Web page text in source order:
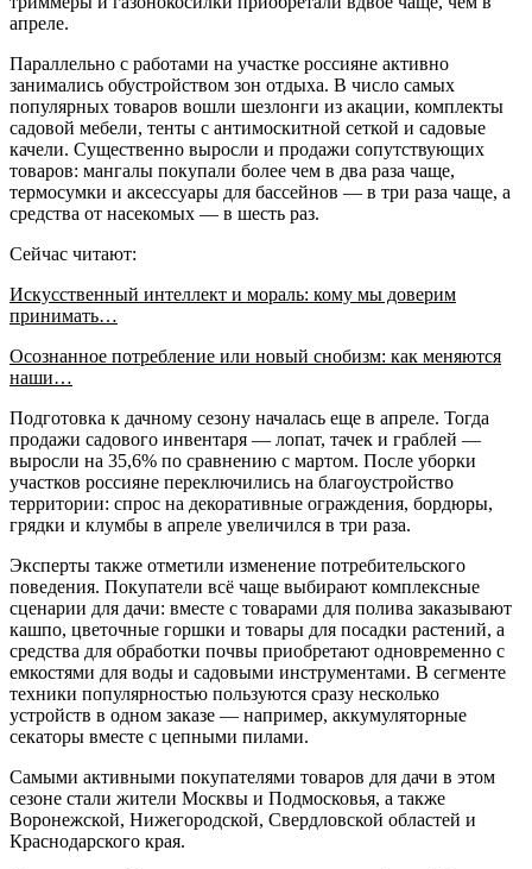
апреле.
Параллельно с работами на участке россияне активно
занимались обустройством зон отдыха. В число самых
популярных товаров вошли шезлонги из акации, комплекты
садовой мебели, тенты с антимоскитной сеткой и садовые
качели. Существенно выросли и продажи сопутствующих
товаров: мангалы покупали более чем в два раза чаще,
термосумки и аксессуары для бассейнов — в три раза чаще, а
средства от насекомых — в шесть раз.
Сейчас читают:
Искусственный интеллект и мораль: кому мы доверим
принимать…
Осознанное потребление или новый снобизм: как меняются
наши…
Подготовка к дачному сезону началась еще в апреле. Тогда
продажи садового инвентаря — лопат, тачек и граблей —
выросли на 35,6% по сравнению с мартом. После уборки
участков россияне переключились на благоустройство
территории: спрос на декоративные ограждения, бордюры,
грядки и клумбы в апреле увеличился в три раза.
Эксперты также отметили изменение потребительского
поведения. Покупатели всё чаще выбирают комплексные
сценарии для дачи: вместе с товарами для полива заказывают
кашпо, цветочные горшки и товары для посадки растений, а
средства для обработки почвы приобретают одновременно с
емкостями для воды и садовыми инструментами. В сегменте
техники популярностью пользуются сразу несколько
устройств в одном заказе — например, аккумуляторные
секаторы вместе с цепными пилами.
Самыми активными покупателями товаров для дачи в этом
сезоне стали жители Москвы и Подмосковья, а также
Воронежской, Нижегородской, Свердловской областей и
Краснодарского края.